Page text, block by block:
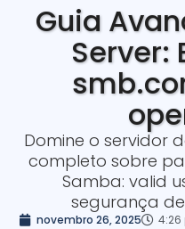
Guia
Server:
Domine o servidor
completo sobre
Samba: valid
segurança
novembro 26, 2025 4:26